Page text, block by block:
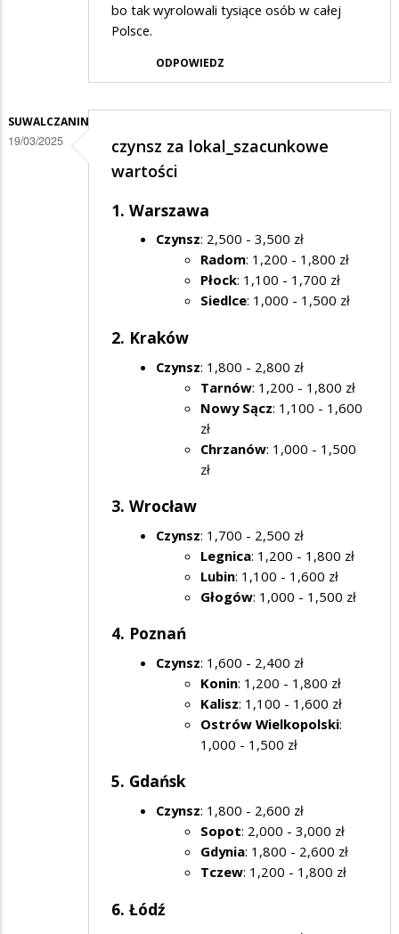
bo tak wyrolowali tysiące osób w całej
Polsce.
ODPOWIEDZ
SUWALCZANIN
19/03/2025
czynsz za lokal_szacunkowe
wartości
1. Warszawa
Czynsz: 2,500 - 3,500 zł
Radom: 1,200 - 1,800 zł
Płock: 1,100 - 1,700 zł
Siedlce: 1,000 - 1,500 zł
2. Kraków
Czynsz: 1,800 - 2,800 zł
Tarnów: 1,200 - 1,800 zł
Nowy Sącz: 1,100 - 1,600
zł
Chrzanów: 1,000 - 1,500
zł
3. Wrocław
Czynsz: 1,700 - 2,500 zł
Legnica: 1,200 - 1,800 zł
Lubin: 1,100 - 1,600 zł
Głogów: 1,000 - 1,500 zł
4. Poznań
Czynsz: 1,600 - 2,400 zł
Konin: 1,200 - 1,800 zł
Kalisz: 1,100 - 1,600 zł
Ostrów Wielkopolski:
1,000 - 1,500 zł
5. Gdańsk
Czynsz: 1,800 - 2,600 zł
Sopot: 2,000 - 3,000 zł
Gdynia: 1,800 - 2,600 zł
Tczew: 1,200 - 1,800 zł
6. Łódź